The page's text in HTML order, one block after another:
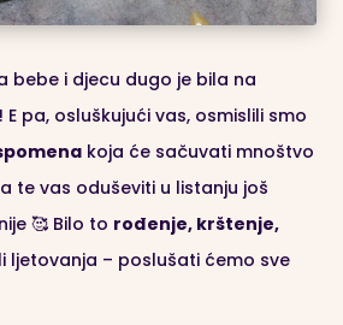
bebe i djecu dugo je bila na
pa, osluškujući vas, osmislili smo
koja će sačuvati mnoštvo
te vas oduševiti u listanju još
🥰 Bilo to rođenje, krštenje,
ljetovanja – poslušati ćemo sve